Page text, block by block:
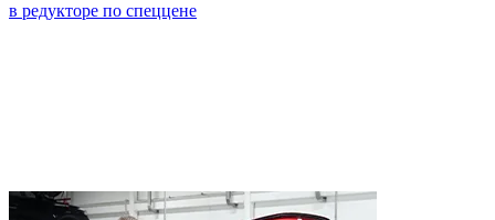
в редукторе по спеццене